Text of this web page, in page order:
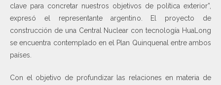
clave para concretar nuestros objetivos de política exterior”,
expresó el representante argentino. El proyecto de
construcción de una Central Nuclear con tecnología HuaLong
se encuentra contemplado en el Plan Quinquenal entre ambos
países.
Con el objetivo de profundizar las relaciones en materia de